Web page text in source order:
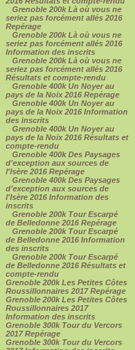
Grenoble 200k Là où vous ne
seriez pas forcément allés 2016
Repérage
Grenoble 200k Là où vous ne
seriez pas forcément allés 2016
Information des inscrits
Grenoble 200k Là où vous ne
seriez pas forcément allés 2016
Résultats et compte-rendu
Grenoble 400k Un Noyer au
pays de la Noix 2016 Repérage
Grenoble 400k Un Noyer au
pays de la Noix 2016 Information
des inscrits
Grenoble 400k Un Noyer au
pays de la Noix 2016 Résultats et
compte-rendu
Grenoble 400k Des Paysages
d'exception aux sources de
l'Isère 2016 Repérage
Grenoble 400k Des Paysages
d'exception aux sources de
l'Isère 2016 Information des
inscrits
Grenoble 200k Tour Escarpé
de Belledonne 2016 Repérage
Grenoble 200k Tour Escarpé
de Belledonne 2016 Information
des inscrits
Grenoble 200k Tour Escarpé
de Belledonne 2016 Résultats et
compte-rendu
Grenoble 200k Les Petites Côtes
Roussillonnaires 2017 Repérage
Grenoble 200k Les Petites Côtes
Roussillonnaires 2017
Information des inscrits
Grenoble 300k Tour du Vercors
2017 Repérage
Grenoble 300k Tour du Vercors